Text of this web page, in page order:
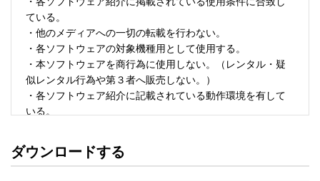
ている。
・他のメディアへの一切の転載を行わない。
・各ソフトウェアの対象機種用として使用する。
・本ソフトウェアを商行為に使用しない。（レンタル・疑
似レンタル行為や第３者へ販売しない。）
・各ソフトウェア紹介に記載されている動作環境を有して
いる。
・ソフトウェアを改変、またはリバースエンジニアリング
ダウンロードする